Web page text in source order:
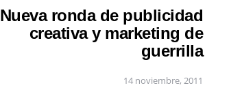
Nueva ronda de publicidad
creativa y marketing de
guerrilla
14 noviembre, 2011